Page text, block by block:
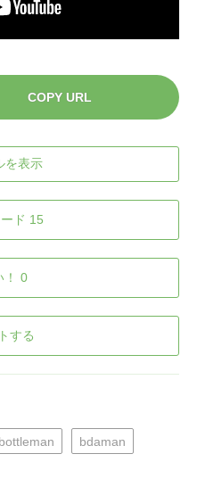
COPY URL
を表示
ド 15
！ 0
する
bottleman bdaman